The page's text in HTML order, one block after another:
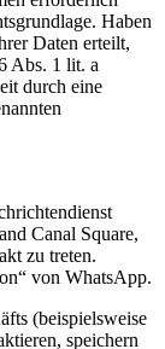
Haben
Daten erteilt,
Abs. 1 lit. a
durch eine
Canal Square,
zu treten.
von WhatsApp.
(beispielsweise
speichern